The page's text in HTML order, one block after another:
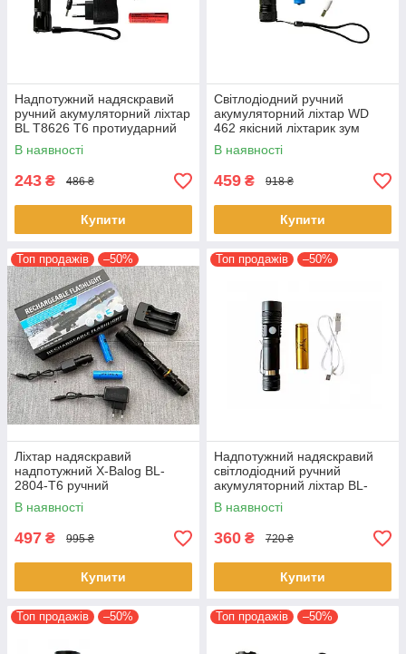
Надпотужний надяскравий
ручний акумуляторний ліхтар
BL T8626 T6 протиударний
ліхтарик Zoom 18650
В наявності
243 ₴ 486 ₴
Купити
Світлодіодний ручний
акумуляторний ліхтар WD
462 якісний ліхтарик зум
zoom
В наявності
459 ₴ 918 ₴
Купити
Топ продажів –50%
Ліхтар надяскравий
надпотужний X-Balog BL-
2804-T6 ручний
акумуляторний Зум Zoom до
1000 метрів 18650 х 2
В наявності
497 ₴ 995 ₴
Купити
Топ продажів –50%
Надпотужний надяскравий
світлодіодний ручний
акумуляторний ліхтар BL-
518-T6 якісний зум zoom
ліхтарик 18650
В наявності
360 ₴ 720 ₴
Купити
Топ продажів –50% Топ продажів –50%